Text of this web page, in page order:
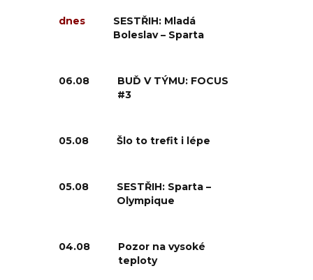
dnes
SESTŘIH: Mladá
Boleslav – Sparta
06.08
BUĎ V TÝMU: FOCUS
#3
05.08 Šlo to trefit i lépe
05.08
SESTŘIH: Sparta –
Olympique
04.08
Pozor na vysoké
teploty